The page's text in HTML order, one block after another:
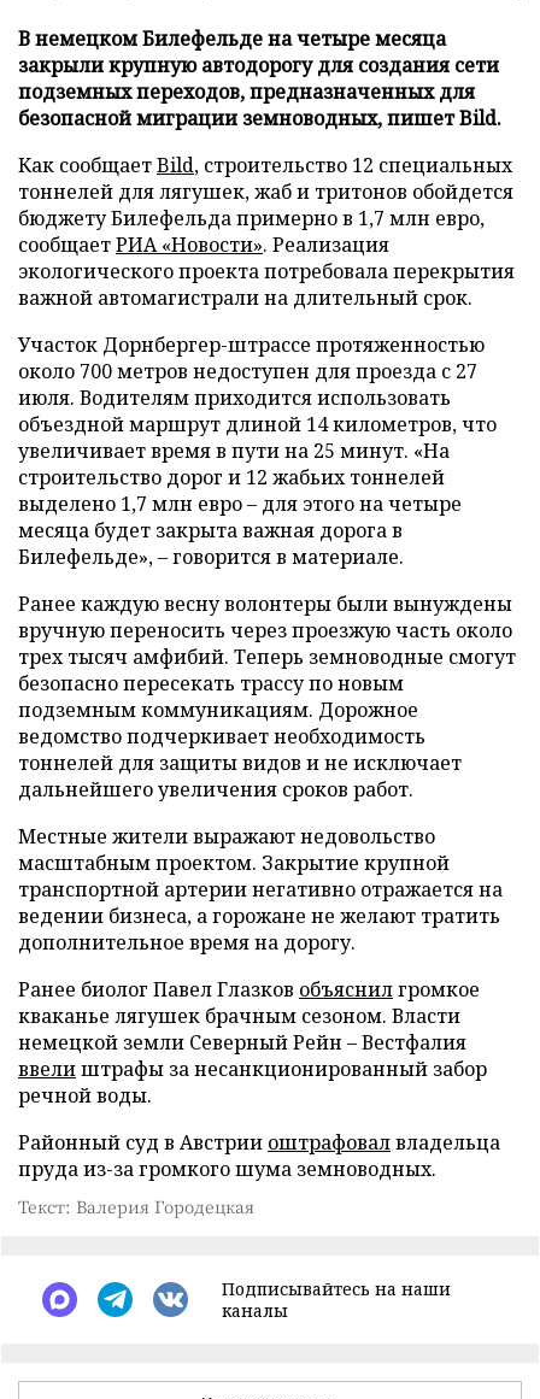
В немецком Билефельде на четыре месяца
закрыли крупную автодорогу для создания сети
подземных переходов, предназначенных для
безопасной миграции земноводных, пишет Bild.
Как сообщаетBild, строительство 12 специальных
тоннелей для лягушек, жаб и тритонов обойдется
бюджету Билефельда примерно в 1,7 млн евро,
сообщаетРИА «Новости». Реализация
экологического проекта потребовала перекрытия
важной автомагистрали на длительный срок.
Участок Дорнбергер-штрассе протяженностью
около 700 метров недоступен для проезда с 27
июля. Водителям приходится использовать
объездной маршрут длиной 14 километров, что
увеличивает время в пути на 25 минут. «На
строительство дорог и 12 жабьих тоннелей
выделено 1,7 млн евро – для этого на четыре
месяца будет закрыта важная дорога в
Билефельде», – говорится в материале.
Ранее каждую весну волонтеры были вынуждены
вручную переносить через проезжую часть около
трех тысяч амфибий. Теперь земноводные смогут
безопасно пересекать трассу по новым
подземным коммуникациям. Дорожное
ведомство подчеркивает необходимость
тоннелей для защиты видов и не исключает
дальнейшего увеличения сроков работ.
Местные жители выражают недовольство
масштабным проектом. Закрытие крупной
транспортной артерии негативно отражается на
ведении бизнеса, а горожане не желают тратить
дополнительное время на дорогу.
Ранее биолог Павел Глазков объяснилгромкое
кваканье лягушек брачным сезоном. Власти
немецкой земли Северный Рейн – Вестфалия
ввелиштрафы за несанкционированный забор
речной воды.
Районный суд в Австрии оштрафовалвладельца
пруда из-за громкого шума земноводных.
Текст: Валерия Городецкая
Подписывайтесь на наши
каналы